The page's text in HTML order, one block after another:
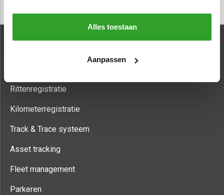
Alles toestaan
Aanpassen
Rittenregistratie
Kilometerregistratie
Track & Trace systeem
Asset tracking
Fleet management
Parkeren